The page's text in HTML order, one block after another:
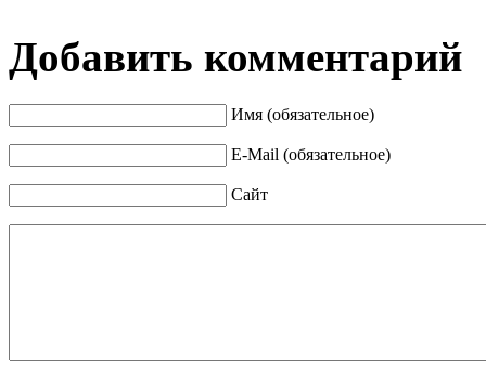
Добавить комментарий
Имя (обязательное)
E-Mail (обязательное)
Сайт